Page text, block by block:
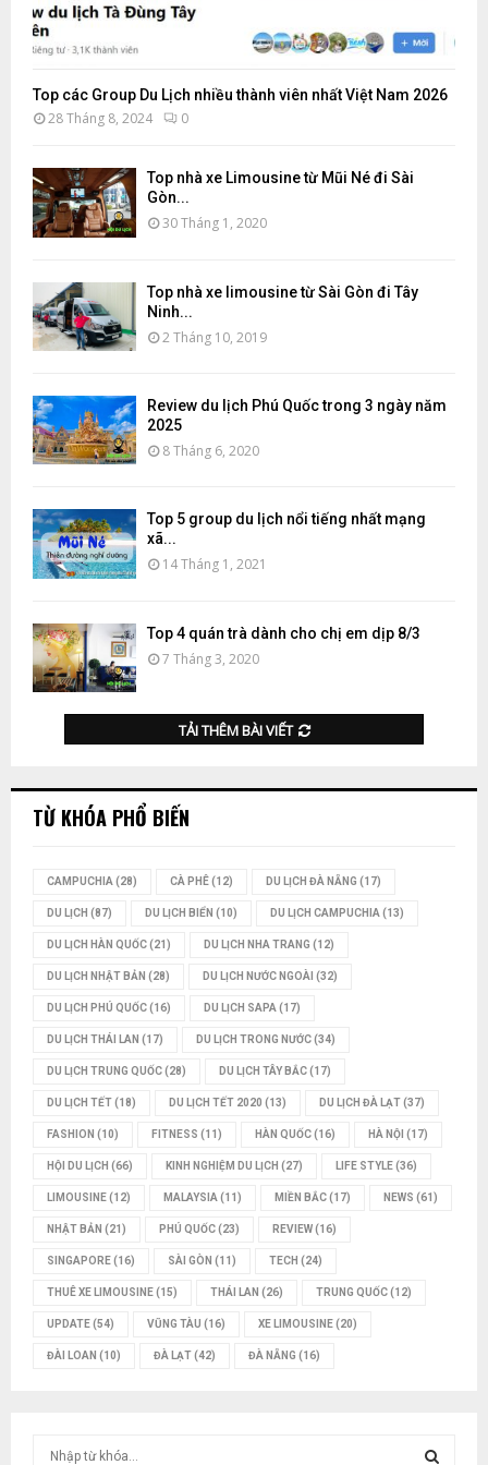
Top các Group Du Lịch nhiều thành viên nhất Việt Nam 2026
28 Tháng 8, 2024 0
Top nhà xe Limousine từ Mũi Né đi Sài
Gòn...
30 Tháng 1, 2020
Top nhà xe limousine từ Sài Gòn đi Tây
Ninh...
2 Tháng 10, 2019
Review du lịch Phú Quốc trong 3 ngày năm
2025
8 Tháng 6, 2020
Top 5 group du lịch nổi tiếng nhất mạng
xã...
14 Tháng 1, 2021
Top 4 quán trà dành cho chị em dịp 8/3
7 Tháng 3, 2020
TẢI THÊM BÀI VIẾT
TỪ KHÓA PHỔ BIẾN
CAMPUCHIA (28) CÀ PHÊ(12) DU LỊCH ĐÀ NẴNG (17)
DU LỊCH (87) DU LỊCH BIỂN (10) DU LỊCH CAMPUCHIA (13)
DU LỊCH HÀN QUỐC(21) DU LỊCH NHA TRANG (12)
DU LỊCH NHẬT BẢN (28) DU LỊCH NƯỚC NGOÀI (32)
DU LỊCH PHÚ QUỐC(16) DU LỊCH SAPA (17)
DU LỊCH THÁI LAN (17) DU LỊCH TRONG NƯỚC(34)
DU LỊCH TRUNG QUỐC(28) DU LỊCH TÂY BẮC(17)
DU LỊCH TẾT(18) DU LỊCH TẾT 2020 (13) DU LỊCH ĐÀ LẠT(37)
FASHION (10) FITNESS (11) HÀN QUỐC(16) HÀ NỘI (17)
HỘI DU LỊCH (66) KINH NGHIỆM DU LỊCH (27) LIFE STYLE(36)
LIMOUSINE(12) MALAYSIA (11) MIỀN BẮC(17) NEWS (61)
NHẬT BẢN (21) PHÚ QUỐC(23) REVIEW(16)
SINGAPORE(16) SÀI GÒN (11) TECH (24)
THUÊ XE LIMOUSINE(15) THÁI LAN (26) TRUNG QUỐC(12)
UPDATE(54) VŨNG TÀU (16) XE LIMOUSINE(20)
ĐÀI LOAN (10) ĐÀ LẠT(42) ĐÀ NẴNG (16)